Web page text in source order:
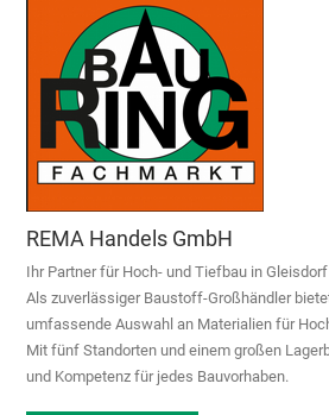
REMA Handels GmbH
Ihr Partner für Hoch- und Tiefbau in
Als zuverlässiger Baustoff-Großhändler
umfassende Auswahl an Materialien für
Mit fünf Standorten und einem großen
und Kompetenz für jedes Bauvorhaben.